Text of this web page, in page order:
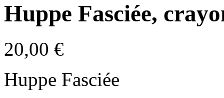
Huppe Fasciée,
20,00 €
Huppe Fasciée